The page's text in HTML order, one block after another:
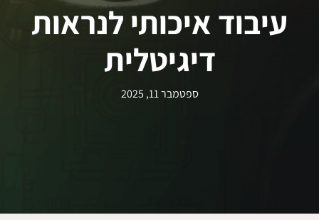
עיבוד איכותי לנראות
דיגיטלית
ספטמבר 11, 2025